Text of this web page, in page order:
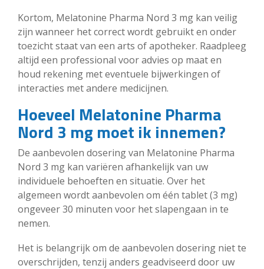
Kortom, Melatonine Pharma Nord 3 mg kan veilig
zijn wanneer het correct wordt gebruikt en onder
toezicht staat van een arts of apotheker. Raadpleeg
altijd een professional voor advies op maat en
houd rekening met eventuele bijwerkingen of
interacties met andere medicijnen.
Hoeveel Melatonine Pharma
Nord 3 mg moet ik innemen?
De aanbevolen dosering van Melatonine Pharma
Nord 3 mg kan variëren afhankelijk van uw
individuele behoeften en situatie. Over het
algemeen wordt aanbevolen om één tablet (3 mg)
ongeveer 30 minuten voor het slapengaan in te
nemen.
Het is belangrijk om de aanbevolen dosering niet te
overschrijden, tenzij anders geadviseerd door uw